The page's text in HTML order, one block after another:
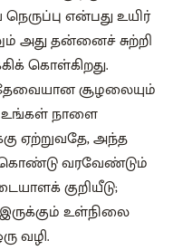
என்பது உயிர்
அது தன்னைச் சுற்றி
கொள்கிறது.
சூழலையும்
உங்கள் நாளை
ஏற்றுவதே, அந்த
வரவேண்டும்
குறியீடு;
உள்நிலை
வழி.